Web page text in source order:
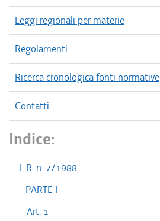
Leggi regionali per materie
Regolamenti
Ricerca cronologica fonti normative
Contatti
Indice:
L.R. n. 7/1988
PARTE I
Art. 1